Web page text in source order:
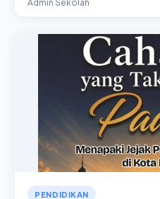
Admin Sekolah
PENDIDIKAN